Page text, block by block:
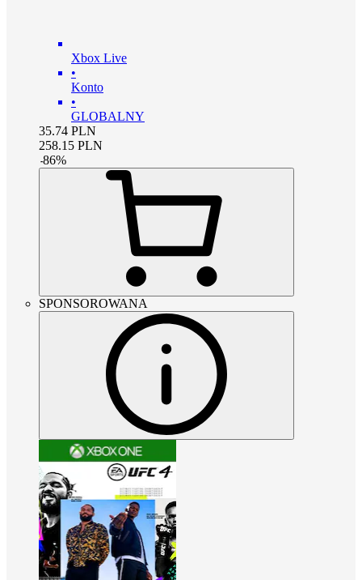
Xbox Live
•
Konto
•
GLOBALNY
35.74 PLN
258.15 PLN
-86%
SPONSOROWANA